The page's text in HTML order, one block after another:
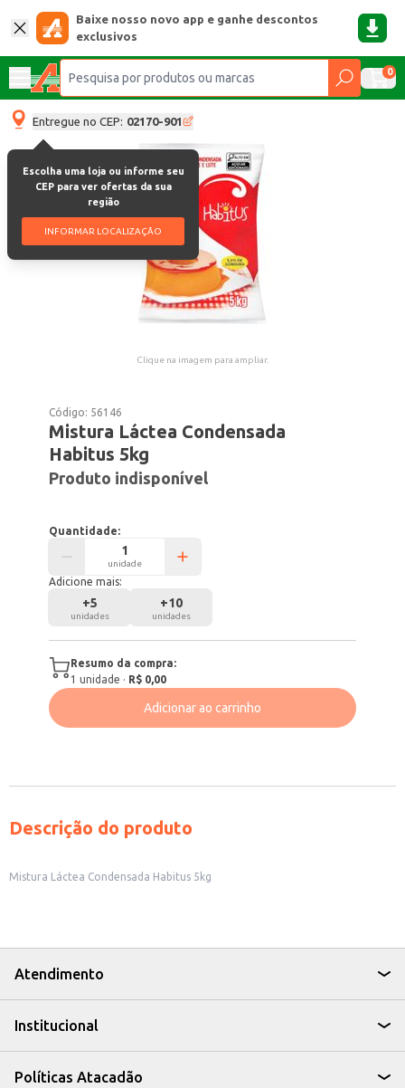
Baixe nosso novo app e ganhe descontos
exclusivos
0
Entregue no CEP: 02170-901
Escolha uma loja ou informe seu
CEP para ver ofertas da sua
região
INFORMAR LOCALIZAÇÃO
Clique na imagem para ampliar.
Código: 56146
Mistura Láctea Condensada
Habitus 5kg
Produto indisponível
Quantidade:
unidade
Adicione mais:
+5
unidades
+10
unidades
Resumo da compra:
1 unidade · R$ 0,00
Adicionar ao carrinho
Descrição do produto
Mistura Láctea Condensada Habitus 5kg
Atendimento
Institucional
Políticas Atacadão